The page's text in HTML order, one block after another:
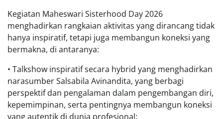
Kegiatan Maheswari Sisterhood Day 2026
menghadirkan rangkaian aktivitas yang dirancang tidak
hanya inspiratif, tetapi juga membangun koneksi yang
bermakna, di antaranya:
• Talkshow inspiratif secara hybrid yang menghadirkan
narasumber Salsabila Avinandita, yang berbagi
perspektif dan pengalaman dalam pengembangan diri,
kepemimpinan, serta pentingnya membangun koneksi
yang autentik di dunia profesional;